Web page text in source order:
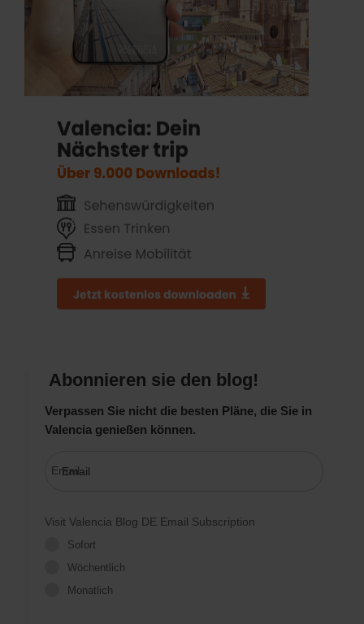
Abonnieren sie den blog!
Verpassen Sie nicht die besten Pläne, die Sie in
Valencia genießen können.
Email
Visit Valencia Blog DE Email Subscription
Sofort
Wöchentlich
Monatlich